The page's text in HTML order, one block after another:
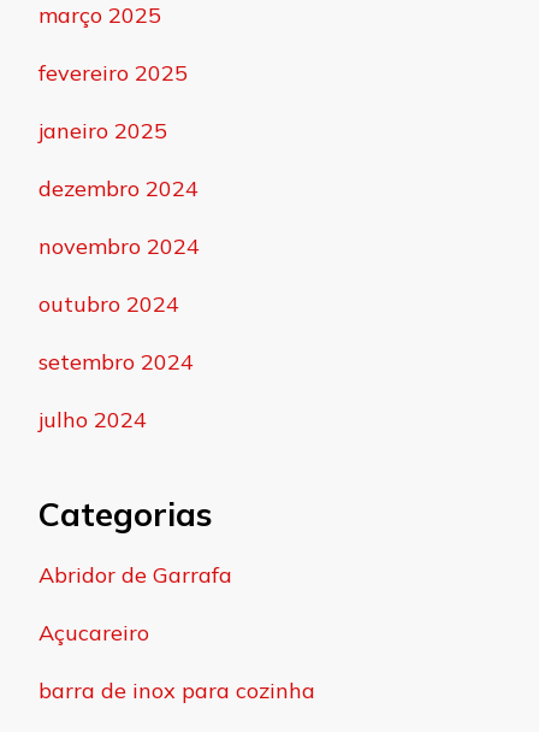
março 2025
fevereiro 2025
janeiro 2025
dezembro 2024
novembro 2024
outubro 2024
setembro 2024
julho 2024
Categorias
Abridor de Garrafa
Açucareiro
barra de inox para cozinha